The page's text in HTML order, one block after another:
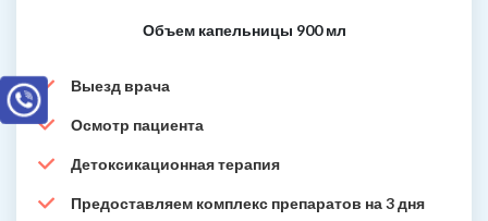
Объем капельницы 900 мл
Выезд врача
Осмотр пациента
Детоксикационная терапия
Предоставляем комплекс препаратов на 3 дня